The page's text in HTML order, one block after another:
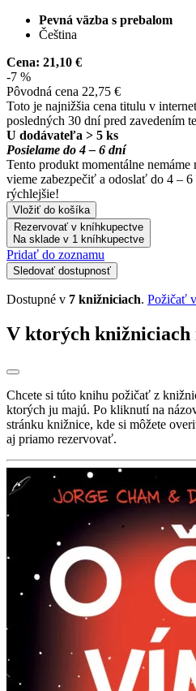
Pevná väzba s prebalom
Čeština
Cena: 21,10 €
-7 %
Pôvodná cena 22,75 €
Toto je najnižšia cena titulu v
posledných 30 dní pred zavedením
U dodávateľa > 5 ks
Posielame do 4 – 6 dní
Tento produkt momentálne
vieme zabezpečiť a odoslať do 4 –
rýchlejšie!
Vložiť do košíka
Rezervovať v kníhkupectve
Na sklade v 1 kníhkupectve
Pridať do zoznamu
Sledovať dostupnosť
Dostupné v 7 knižniciach. Požičať
V ktorých
Chcete si túto knihu požičať z
ktorých ju majú. Po kliknutí na
stránku knižnice, kde si môžete
aj priamo rezervovať.